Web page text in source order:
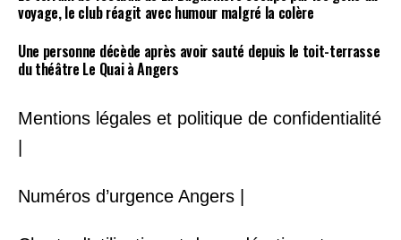
voyage, le club réagit avec humour malgré la colère
Une personne décède après avoir sauté depuis le toit-terrasse
du théâtre Le Quai à Angers
Mentions légales et politique de confidentialité
Numéros d’urgence Angers |